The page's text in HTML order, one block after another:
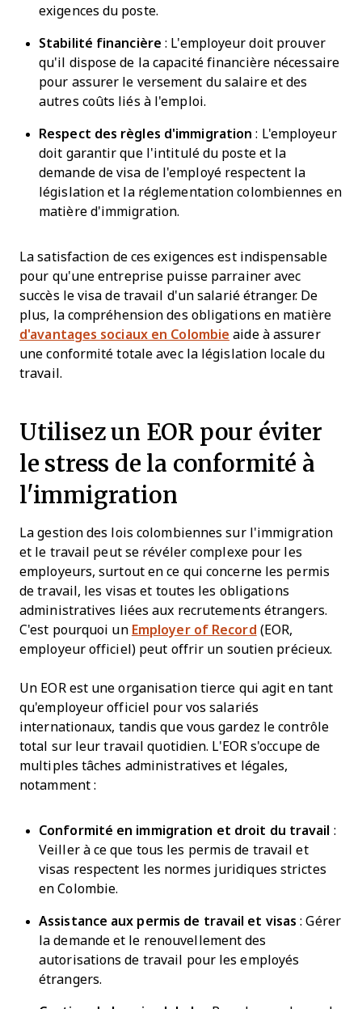
exigences du poste.
Stabilité financière : L'employeur doit prouver
qu'il dispose de la capacité financière nécessaire
pour assurer le versement du salaire et des
autres coûts liés à l'emploi.
Respect des règles d'immigration : L'employeur
doit garantir que l'intitulé du poste et la
demande de visa de l'employé respectent la
législation et la réglementation colombiennes en
matière d'immigration.
La satisfaction de ces exigences est indispensable
pour qu'une entreprise puisse parrainer avec
succès le visa de travail d'un salarié étranger. De
plus, la compréhension des obligations en matière
d'avantages sociaux en Colombie aide à assurer
une conformité totale avec la législation locale du
travail.
Utilisez un EOR pour éviter
le stress de la conformité à
l'immigration
La gestion des lois colombiennes sur l'immigration
et le travail peut se révéler complexe pour les
employeurs, surtout en ce qui concerne les permis
de travail, les visas et toutes les obligations
administratives liées aux recrutements étrangers.
C'est pourquoi un Employer of Record (EOR,
employeur officiel) peut offrir un soutien précieux.
Un EOR est une organisation tierce qui agit en tant
qu'employeur officiel pour vos salariés
internationaux, tandis que vous gardez le contrôle
total sur leur travail quotidien. L'EOR s'occupe de
multiples tâches administratives et légales,
notamment :
Conformité en immigration et droit du travail :
Veiller à ce que tous les permis de travail et
visas respectent les normes juridiques strictes
en Colombie.
Assistance aux permis de travail et visas : Gérer
la demande et le renouvellement des
autorisations de travail pour les employés
étrangers.